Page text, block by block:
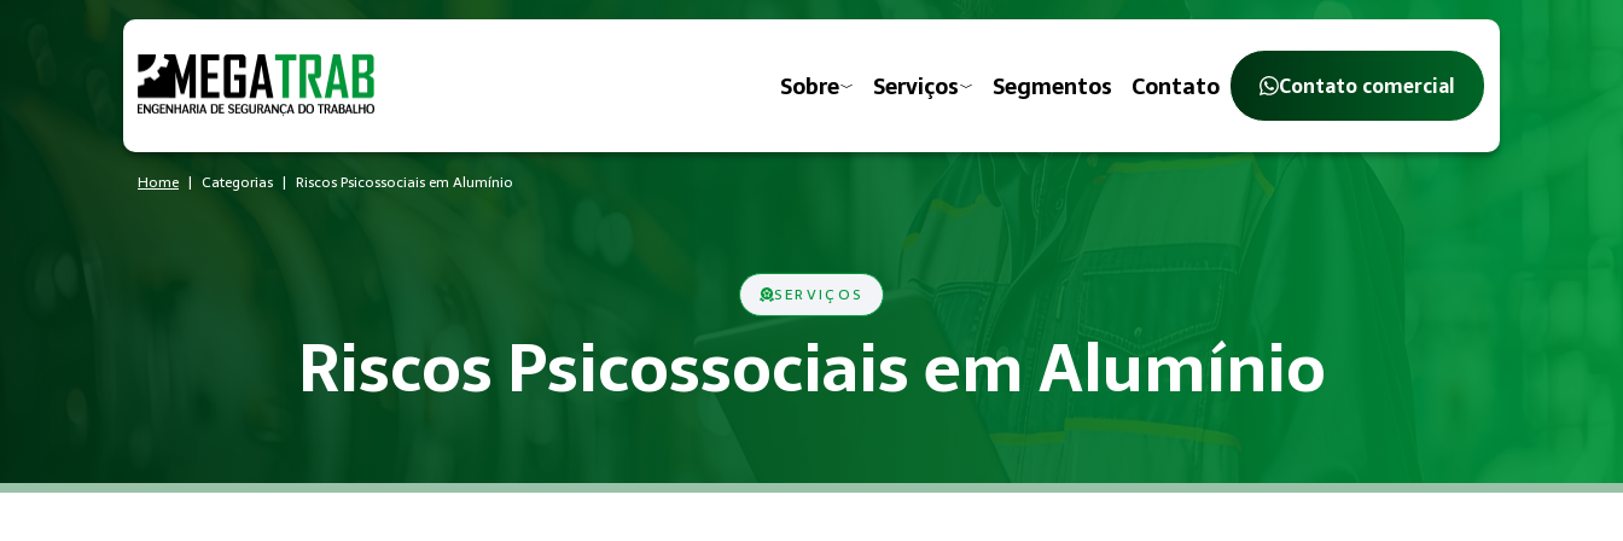
Sobre Serviços Segmentos Contato Contato comercial
Home Categorias Riscos Psicossociais em Alumínio
SERVIÇOS
Riscos Psicossociais em Alumínio
Riscos Psicossociais é um conjunto de medidas técnicas e administrativas previstas nas Normas Regulamentadoras do Ministério do Trabalho, com o objetivo de identificar, avaliar